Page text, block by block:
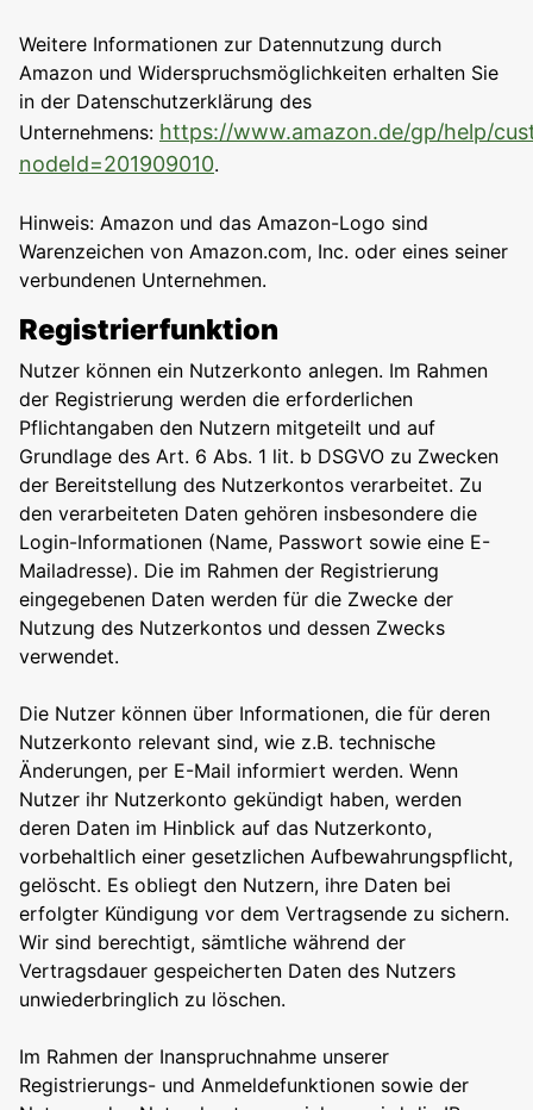
Weitere Informationen zur Datennutzung durch
Amazon und Widerspruchsmöglichkeiten erhalten Sie
in der Datenschutzerklärung des
Unternehmens: https://www.amazon.de/gp/help/
nodeId=201909010.
Hinweis: Amazon und das Amazon-Logo sind
Warenzeichen von Amazon.com, Inc. oder eines seiner
verbundenen Unternehmen.
Registrierfunktion
Nutzer können ein Nutzerkonto anlegen. Im Rahmen
der Registrierung werden die erforderlichen
Pflichtangaben den Nutzern mitgeteilt und auf
Grundlage des Art. 6 Abs. 1 lit. b DSGVO zu Zwecken
der Bereitstellung des Nutzerkontos verarbeitet. Zu
den verarbeiteten Daten gehören insbesondere die
Login-Informationen (Name, Passwort sowie eine E-
Mailadresse). Die im Rahmen der Registrierung
eingegebenen Daten werden für die Zwecke der
Nutzung des Nutzerkontos und dessen Zwecks
verwendet.
Die Nutzer können über Informationen, die für deren
Nutzerkonto relevant sind, wie z.B. technische
Änderungen, per E-Mail informiert werden. Wenn
Nutzer ihr Nutzerkonto gekündigt haben, werden
deren Daten im Hinblick auf das Nutzerkonto,
vorbehaltlich einer gesetzlichen Aufbewahrungspflicht,
gelöscht. Es obliegt den Nutzern, ihre Daten bei
erfolgter Kündigung vor dem Vertragsende zu sichern.
Wir sind berechtigt, sämtliche während der
Vertragsdauer gespeicherten Daten des Nutzers
unwiederbringlich zu löschen.
Im Rahmen der Inanspruchnahme unserer
Registrierungs- und Anmeldefunktionen sowie der